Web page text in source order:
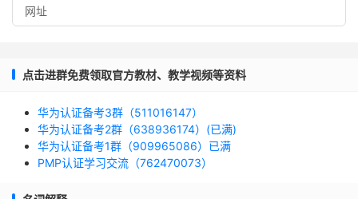
点击进群免费领取官方教材、教学视频等资料
华为认证备考3群（511016147）
华为认证备考2群（638936174）(已满)
华为认证备考1群（909965086）已满
PMP认证学习交流（762470073）